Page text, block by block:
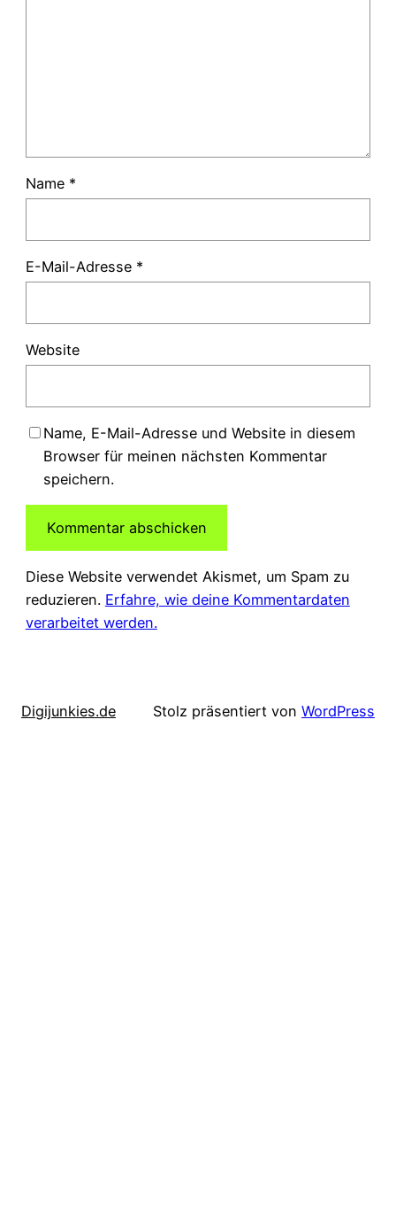
Name *
E-Mail-Adresse *
Website
Name, E-Mail-Adresse und Website in diesem
Browser für meinen nächsten Kommentar
speichern.
Diese Website verwendet Akismet, um Spam zu
reduzieren. Erfahre, wie deine Kommentardaten
verarbeitet werden.
Digijunkies.de Stolz präsentiert von WordPress